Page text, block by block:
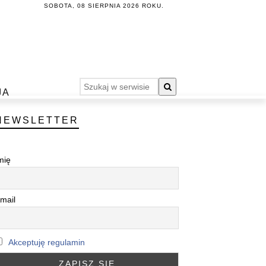
SOBOTA, 08 SIERPNIA 2026 ROKU.
Akceptuję regulamin